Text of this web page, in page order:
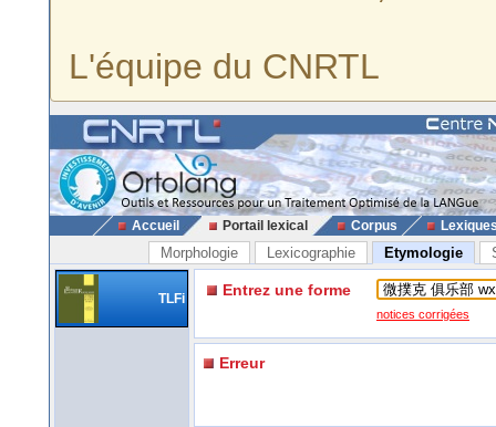
L'équipe du CNRTL
Accueil Portail lexical Corpus
Morphologie Lexicographie Etymologie
TLFi Entrez une forme
notices corrigées
Erreur